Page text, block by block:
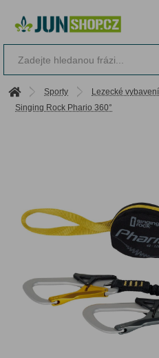
Sporty Lezecké vybavení
Singing Rock Phario 360°